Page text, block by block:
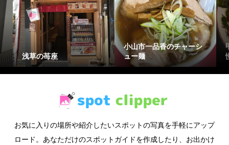
浅草の苺座
小山市一品香のチャーシ
ュー麺
お気に入りの場所や紹介したいスポットの写真を手軽にアップ
ロード。あなただけのスポットガイドを作成したり、お出かけ